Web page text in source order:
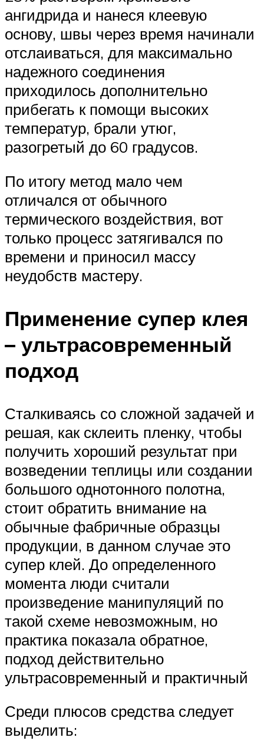
ангидрида и нанеся клеевую
основу, швы через время начинали
отслаиваться, для максимально
надежного соединения
приходилось дополнительно
прибегать к помощи высоких
температур, брали утюг,
разогретый до 60 градусов.
По итогу метод мало чем
отличался от обычного
термического воздействия, вот
только процесс затягивался по
времени и приносил массу
неудобств мастеру.
Применение супер клея
– ультрасовременный
подход
Сталкиваясь со сложной задачей и
решая, как склеить пленку, чтобы
получить хороший результат при
возведении теплицы или создании
большого однотонного полотна,
стоит обратить внимание на
обычные фабричные образцы
продукции, в данном случае это
супер клей. До определенного
момента люди считали
произведение манипуляций по
такой схеме невозможным, но
практика показала обратное,
подход действительно
ультрасовременный и практичный
Среди плюсов средства следует
выделить: